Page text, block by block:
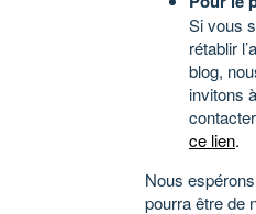
Si vous
rétablir
blog,
invitons
ce lien.
Nous
pourra être de